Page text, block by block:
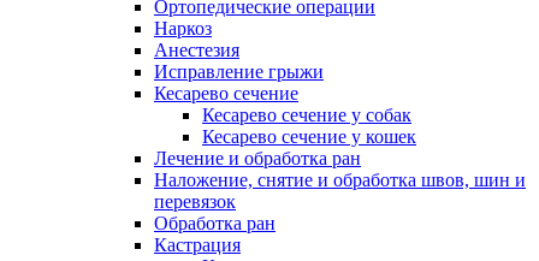
Ортопедические операции
Наркоз
Анестезия
Исправление грыжи
Кесарево сечение
Кесарево сечение у собак
Кесарево сечение у кошек
Лечение и обработка ран
Наложение, снятие и обработка швов, шин и
перевязок
Обработка ран
Кастрация